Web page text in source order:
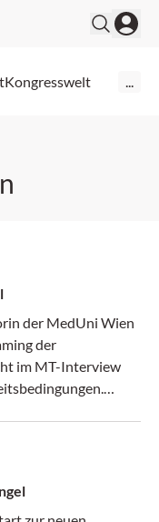
Kongresswelt
der MedUni Wien
der
im MT-Interview